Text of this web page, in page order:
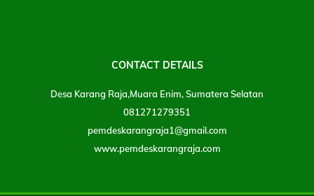
CONTACT DETAILS
Desa Karang Raja,Muara Enim, Sumatera Selatan
081271279351
pemdeskarangraja1@gmail.com
www.pemdeskarangraja.com